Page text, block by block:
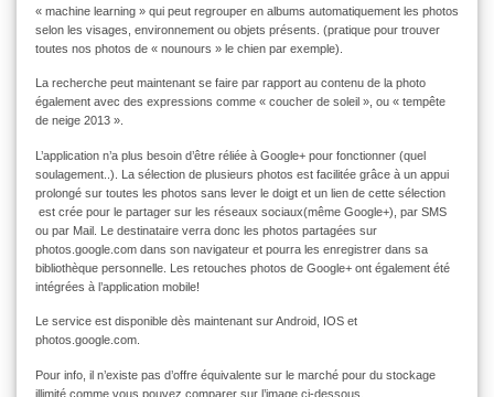
« machine learning » qui peut regrouper en albums automatiquement les photos
selon les visages, environnement ou objets présents. (pratique pour trouver
toutes nos photos de « nounours » le chien par exemple).
La recherche peut maintenant se faire par rapport au contenu de la photo
également avec des expressions comme « coucher de soleil », ou « tempête
de neige 2013 ».
L’application n’a plus besoin d’être réliée à Google+ pour fonctionner (quel
soulagement..). La sélection de plusieurs photos est facilitée grâce à un appui
prolongé sur toutes les photos sans lever le doigt et un lien de cette sélection
est crée pour le partager sur les réseaux sociaux(même Google+), par SMS
ou par Mail. Le destinataire verra donc les photos partagées sur
photos.google.com dans son navigateur et pourra les enregistrer dans sa
bibliothèque personnelle. Les retouches photos de Google+ ont également été
intégrées à l’application mobile!
Le service est disponible dès maintenant sur Android, IOS et
photos.google.com.
Pour info, il n’existe pas d’offre équivalente sur le marché pour du stockage
illimité comme vous pouvez comparer sur l’image ci-dessous.